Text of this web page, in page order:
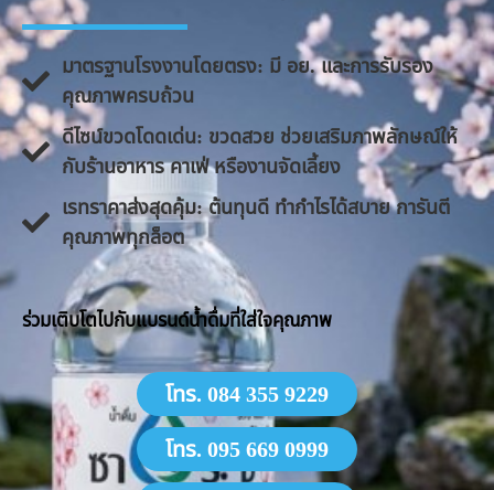
มาตรฐานโรงงานโดยตรง: มี อย. และการรับรอง
คุณภาพครบถ้วน
ดีไซน์ขวดโดดเด่น: ขวดสวย ช่วยเสริมภาพลักษณ์ให้
กับร้านอาหาร คาเฟ่ หรืองานจัดเลี้ยง
​เรทราคาส่งสุดคุ้ม: ต้นทุนดี ทำกำไรได้สบาย การันตี
คุณภาพทุกล็อต
​ร่วมเติบโตไปกับแบรนด์น้ำดื่มที่ใส่ใจคุณภาพ
โทร. 084 355 9229
โทร. 095 669 0999